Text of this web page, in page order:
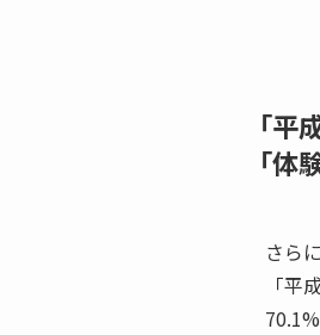
「
「体
さら
「平